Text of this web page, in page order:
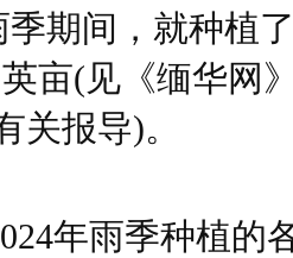
季期间，就种植
亩(见《缅华网
关报导)。
年雨季种植的